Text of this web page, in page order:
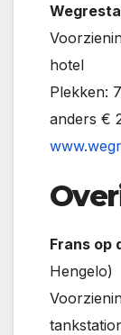
hotel
Plekken:
anders €
Frans op
Hengelo)